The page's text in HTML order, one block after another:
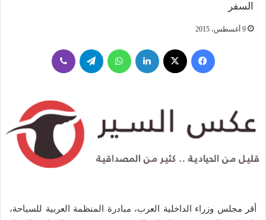
السفر
9 أغسطس، 2015
فيسبوك لينكدإن واتساب تيلقرام
أقر مجلس وزراء الداخلية العرب، مبادرة المنظمة العربية للسياحة،